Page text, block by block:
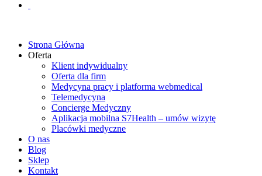
Strona Główna
Oferta
Klient indywidualny
Oferta dla firm
Medycyna pracy i platforma webmedical
Telemedycyna
Concierge Medyczny
Aplikacja mobilna S7Health – umów wizytę
Placówki medyczne
O nas
Blog
Sklep
Kontakt